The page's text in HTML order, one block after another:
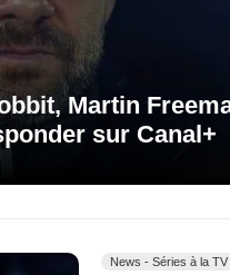
Martin
sur Canal+
News - Séries à la TV